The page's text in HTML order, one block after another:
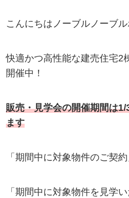
こんにちはノーブルノーブ
快適かつ高性能な建売住宅2
開催中！
販売・見学会の開催期間は
ます
「期間中に対象物件のご契
「期間中に対象物件を見学